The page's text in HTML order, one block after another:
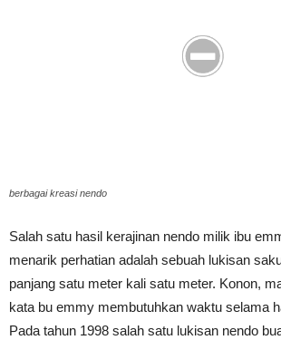
berbagai kreasi nendo
Salah satu hasil kerajinan nendo milik ibu
menarik perhatian adalah sebuah lukisan
panjang satu meter kali satu meter. Konon,
kata bu emmy membutuhkan waktu selama
Pada tahun 1998 salah satu lukisan nendo